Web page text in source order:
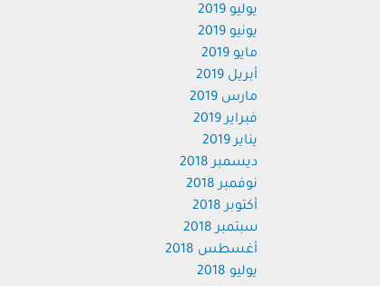
يوليو 2019
يونيو 2019
مايو 2019
أبريل 2019
مارس 2019
فبراير 2019
يناير 2019
ديسمبر 2018
نوفمبر 2018
أكتوبر 2018
سبتمبر 2018
أغسطس 2018
يوليو 2018